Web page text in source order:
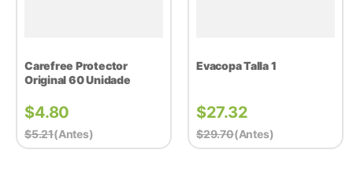
Carefree Protector
Original 60 Unidade
$4.80
$5.21(antes)
Evacopa Talla 1
$27.32
$29.70(antes)